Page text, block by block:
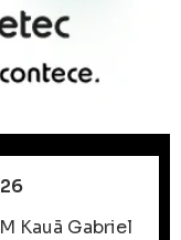
Kauã Gabriel